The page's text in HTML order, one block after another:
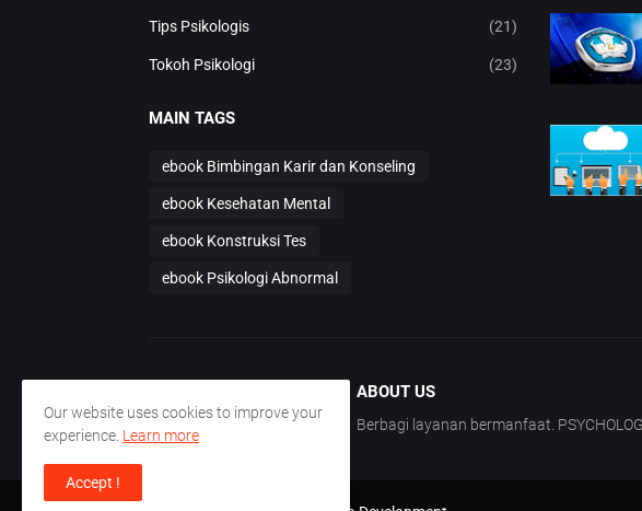
Tips Psikologis (21)
Tokoh Psikologi (23)
MAIN TAGS
ebook Bimbingan Karir dan Konseling
ebook Kesehatan Mental
ebook Konstruksi Tes
ebook Psikologi Abnormal
ABOUT US
Berbagi layanan bermanfaat.
Our website uses cookies to improve your
experience. Learn more
Accept !